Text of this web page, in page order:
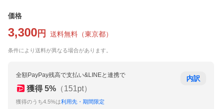
価格
3,300 円 送料無料 （東京都）
条件により送料が異なる場合があります。
全額PayPay残高で支払い&LINEと連携で
獲得 5% （151pt）
獲得のうち4.5%は利用先・期間限定
内訳